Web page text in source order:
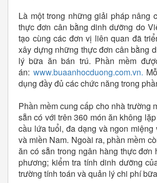
Là một trong những giải pháp nâng
thực đơn cân bằng dinh dưỡng do
tạo cùng các đơn vị liên quan đã
xây dựng những thực đơn cân bằng
lý bữa ăn bán trú. Phần mềm
án: www.buaanhocduong.com.vn.
dụng đầy đủ các chức năng trong
Phần mềm cung cấp cho nhà trường
sẵn có với trên 360 món ăn không
cầu lứa tuổi, đa dạng và ngon
và miền Nam. Ngoài ra, phần mềm
ăn có sẵn trong ngân hàng thực
phương; kiểm tra tính dinh dưỡng
trường tính toán và quản lý chi phí